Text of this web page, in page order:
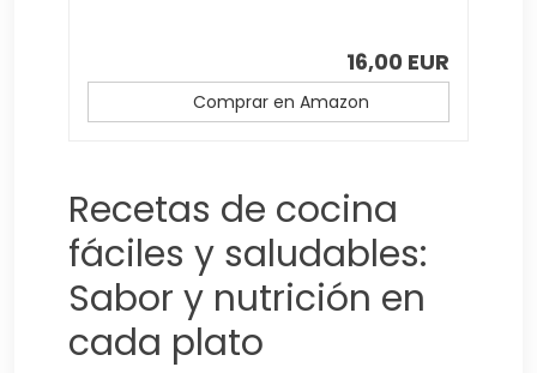
16,00 EUR
Comprar en Amazon
Recetas de cocina
fáciles y saludables:
Sabor y nutrición en
cada plato